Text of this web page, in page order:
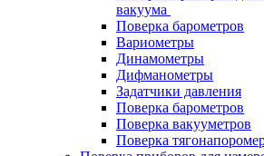
вакуума
Поверка барометров
Вариометры
Динамометры
Дифманометры
Задатчики давления
Поверка барометров
Поверка вакууметров
Поверка